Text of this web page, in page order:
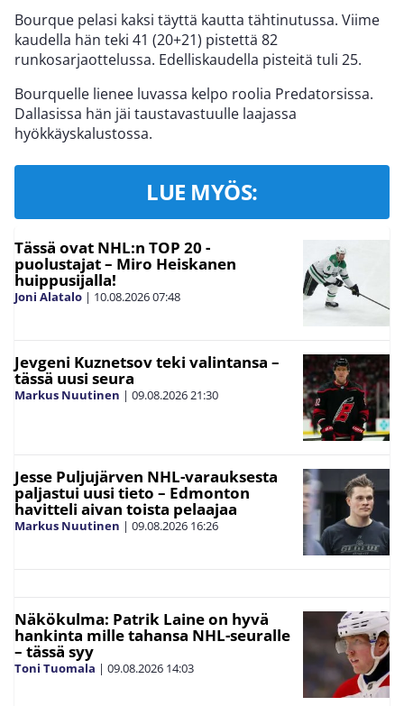
Bourque pelasi kaksi täyttä kautta tähtinutussa. Viime
kaudella hän teki 41 (20+21) pistettä 82
runkosarjaottelussa. Edelliskaudella pisteitä tuli 25.
Bourquelle lienee luvassa kelpo roolia Predatorsissa.
Dallasissa hän jäi taustavastuulle laajassa
hyökkäyskalustossa.
LUE MYÖS:
Tässä ovat NHL:n TOP 20 -
puolustajat – Miro Heiskanen
huippusijalla!
Joni Alatalo | 10.08.202607:48
Jevgeni Kuznetsov teki valintansa –
tässä uusi seura
Markus Nuutinen | 09.08.202621:30
Jesse Puljujärven NHL-varauksesta
paljastui uusi tieto – Edmonton
havitteli aivan toista pelaajaa
Markus Nuutinen | 09.08.2026 16:26
Näkökulma: Patrik Laine on hyvä
hankinta mille tahansa NHL-seuralle
– tässä syy
Toni Tuomala | 09.08.2026 14:03